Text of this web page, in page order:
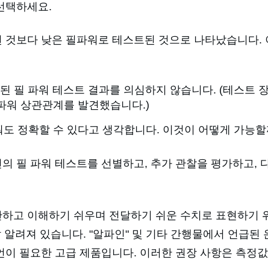
택하세요.
보다 낮은 필파워로 테스트된 것으로 나타났습니다
필 파워 테스트 결과를 의심하지 않습니다. (테스트
워 상관관계를 발견했습니다.)
정확할 수 있다고 생각합니다. 이것이 어떻게 가능
필 파워 테스트를 선별하고, 추가 관찰을 평가하고,
고 이해하기 쉬우며 전달하기 쉬운 수치로 표현하기
려져 있습니다. "알파인" 및 기타 간행물에서 언급된
필요한 고급 제품입니다. 이러한 권장 사항은 측정